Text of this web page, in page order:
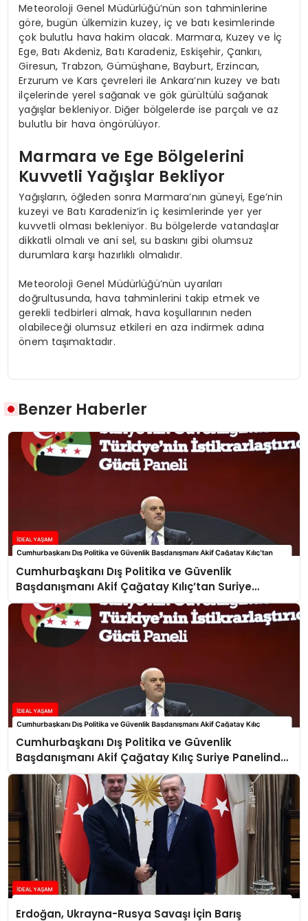
Meteoroloji Genel Müdürlüğü’nün son tahminlerine
göre, bugün ülkemizin kuzey, iç ve batı kesimlerinde
çok bulutlu hava hakim olacak. Marmara, Kuzey ve İç
Ege, Batı Akdeniz, Batı Karadeniz, Eskişehir, Çankırı,
Giresun, Trabzon, Gümüşhane, Bayburt, Erzincan,
Erzurum ve Kars çevreleri ile Ankara’nın kuzey ve batı
ilçelerinde yerel sağanak ve gök gürültülü sağanak
yağışlar bekleniyor. Diğer bölgelerde ise parçalı ve az
bulutlu bir hava öngörülüyor.
Marmara ve Ege Bölgelerini
Kuvvetli Yağışlar Bekliyor
Yağışların, öğleden sonra Marmara’nın güneyi, Ege’nin
kuzeyi ve Batı Karadeniz’in iç kesimlerinde yer yer
kuvvetli olması bekleniyor. Bu bölgelerde vatandaşlar
dikkatli olmalı ve ani sel, su baskını gibi olumsuz
durumlara karşı hazırlıklı olmalıdır.
Meteoroloji Genel Müdürlüğü’nün uyarıları
doğrultusunda, hava tahminlerini takip etmek ve
gerekli tedbirleri almak, hava koşullarının neden
olabileceği olumsuz etkileri en aza indirmek adına
önem taşımaktadır.
Benzer Haberler
Cumhurbaşkanı Dış Politika ve Güvenlik
Başdanışmanı Akif Çağatay Kılıç’tan Suriye
Panelinde Önemli Açıklamalar
Cumhurbaşkanı Dış Politika ve Güvenlik
Başdanışmanı Akif Çağatay Kılıç Suriye Panelinde
Konuştu
Erdoğan, Ukrayna-Rusya Savaşı İçin Barış